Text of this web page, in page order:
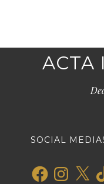
ACTA
SOCIAL
FacebookInstagram
X